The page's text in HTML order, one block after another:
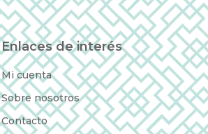
Enlaces de interés
Mi cuenta
Sobre nosotros
Contacto